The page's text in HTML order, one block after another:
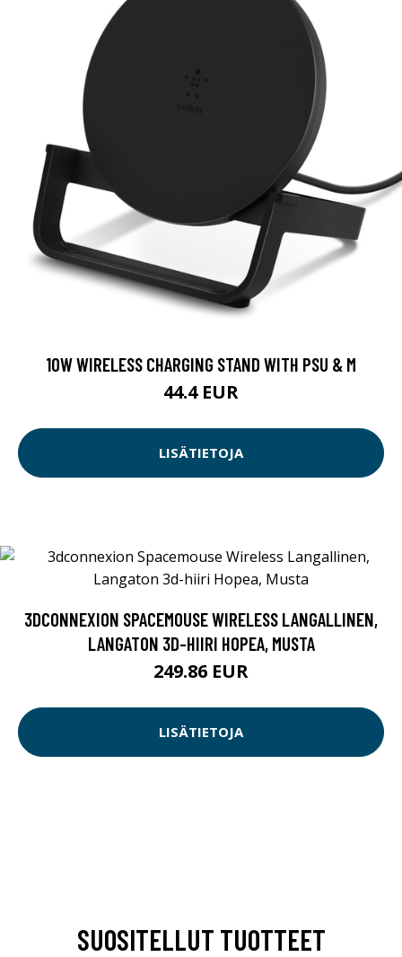
10W WIRELESS CHARGING STAND WITH PSU & M
44.4 EUR
LISÄTIETOJA
3DCONNEXION SPACEMOUSE WIRELESS LANGALLINEN,
LANGATON 3D-HIIRI HOPEA, MUSTA
249.86 EUR
LISÄTIETOJA
SUOSITELLUT TUOTTEET